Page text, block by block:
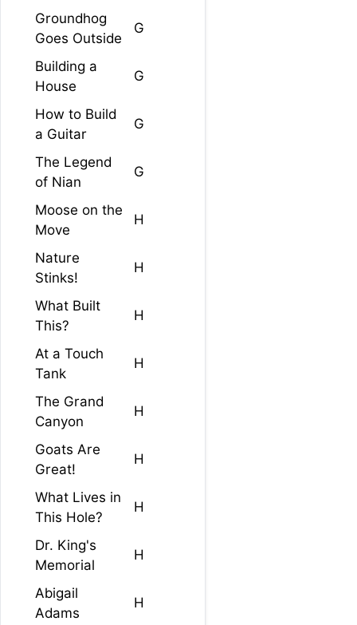
Groundhog
Goes Outside
G
Building a
House
G
How to Build
a Guitar
G
The Legend
of Nian
G
Moose on the
Move
H
Nature
Stinks!
H
What Built
This?
H
At a Touch
Tank
H
The Grand
Canyon
H
Goats Are
Great!
H
What Lives in
This Hole?
H
Dr. King's
Memorial
H
Abigail
Adams
H